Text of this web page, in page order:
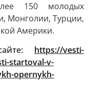
150 молодых
Монголии, Турции,
Америки.
https://vesti-
startoval-v-
opernykh-